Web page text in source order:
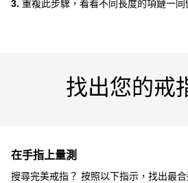
3. 重複此步驟，看看不同長度的項鏈一同
找出您的戒
在手指上量測
搜尋完美戒指？ 按照以下指示，找出最合